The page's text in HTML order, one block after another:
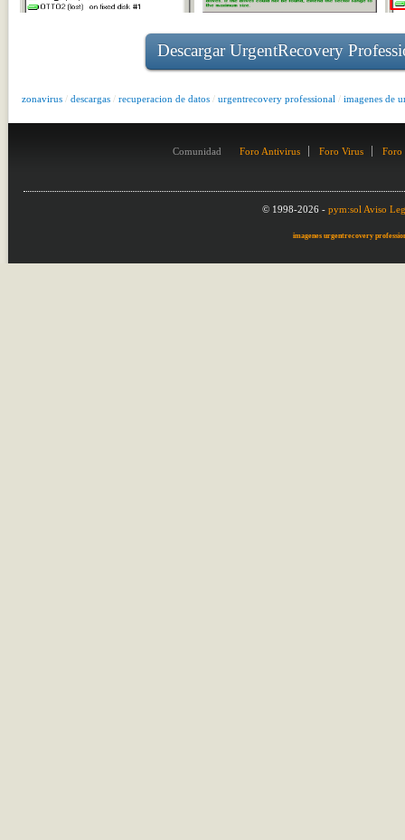
Descargar UrgentRecovery
zonavirus / descargas / recuperacion de datos / urgentrecovery professional / imagenes de
Comunidad Foro Antivirus Foro Virus Foro
© 1998-2026 - pym:sol Aviso
imagenes urgentrecovery